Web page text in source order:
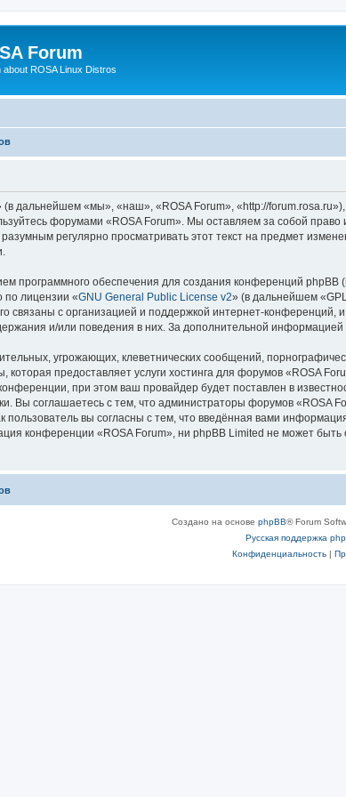
Forum
about ROSA Linux Distros
дальнейшем «мы», «наш», «ROSA Forum», «http://
форумами «ROSA Forum». Мы оставляем за собой
регулярно просматривать этот текст на предмет
программного обеспечения для создания конференций
по лицензии «GNU General Public License v2» (в дальнейшем
связаны с организацией и поддержкой интернет-
и/или поведения в них. За дополнительной
угрожающих, клеветнических сообщений,
предоставляет услуги хостинга для форумов «ROSA
при этом ваш провайдер будет поставлен в
Вы соглашаетесь с тем, что администраторы форумов «ROSA
пользователь вы согласны с тем, что введённая вами
конференции «ROSA Forum», ни phpBB Limited не может быть
Создано на основе phpBB® Forum
Русская поддержка
Конфиденциальность|